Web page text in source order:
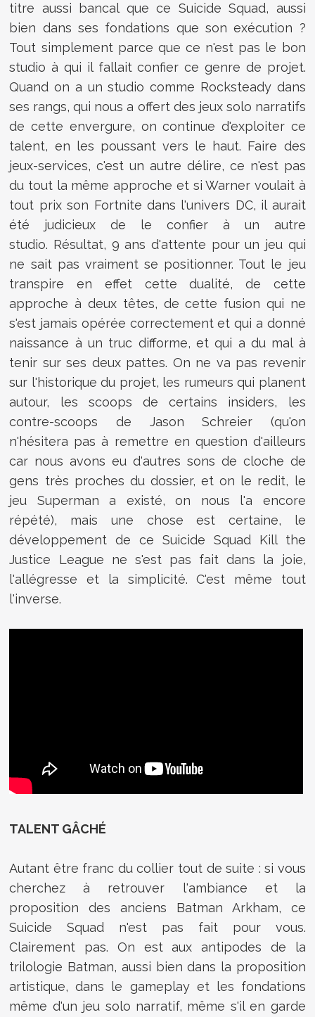
titre aussi bancal que ce Suicide Squad, aussi
bien dans ses fondations que son exécution ?
Tout simplement parce que ce n'est pas le bon
studio à qui il fallait confier ce genre de projet.
Quand on a un studio comme Rocksteady dans
ses rangs, qui nous a offert des jeux solo narratifs
de cette envergure, on continue d'exploiter ce
talent, en les poussant vers le haut. Faire des
jeux-services, c'est un autre délire, ce n'est pas
du tout la même approche et si Warner voulait à
tout prix son Fortnite dans l'univers DC, il aurait
été judicieux de le confier à un autre
studio. Résultat, 9 ans d'attente pour un jeu qui
ne sait pas vraiment se positionner. Tout le jeu
transpire en effet cette dualité, de cette
approche à deux têtes, de cette fusion qui ne
s'est jamais opérée correctement et qui a donné
naissance à un truc difforme, et qui a du mal à
tenir sur ses deux pattes. On ne va pas revenir
sur l'historique du projet, les rumeurs qui planent
autour, les scoops de certains insiders, les
contre-scoops de Jason Schreier (qu'on
n'hésitera pas à remettre en question d'ailleurs
car nous avons eu d'autres sons de cloche de
gens très proches du dossier, et on le redit, le
jeu Superman a existé, on nous l'a encore
répété), mais une chose est certaine, le
développement de ce Suicide Squad Kill the
Justice League ne s'est pas fait dans la joie,
l'allégresse et la simplicité. C'est même tout
l'inverse.
TALENT GÂCHÉ
Autant être franc du collier tout de suite : si vous
cherchez à retrouver l'ambiance et la
proposition des anciens Batman Arkham, ce
Suicide Squad n'est pas fait pour vous.
Clairement pas. On est aux antipodes de la
trilologie Batman, aussi bien dans la proposition
artistique, dans le gameplay et les fondations
même d'un jeu solo narratif, même s'il en garde